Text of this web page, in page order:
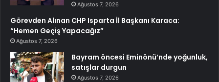
Ağustos 7, 2026
Görevden Alınan CHP Isparta İl Başkanı Karaca:
“Hemen Geçiş Yapacağız”
Ağustos 7, 2026
Bayram öncesi Eminönü’nde yoğunluk,
satışlar durgun
Ağustos 7, 2026